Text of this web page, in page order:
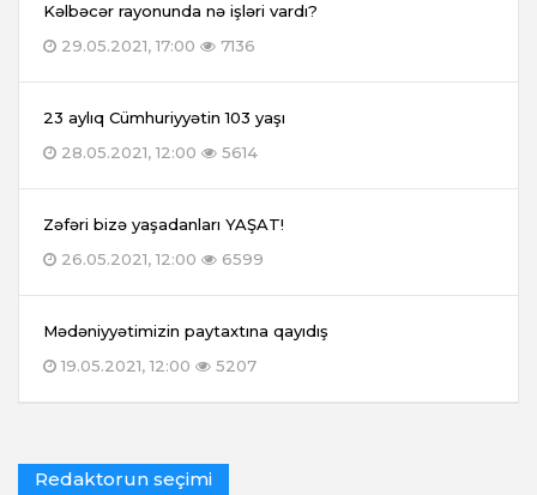
Kəlbəcər rayonunda nə işləri vardı?
29.05.2021, 17:00
7136
23 aylıq Cümhuriyyətin 103 yaşı
28.05.2021, 12:00
5614
Zəfəri bizə yaşadanları YAŞAT!
26.05.2021, 12:00
6599
Mədəniyyətimizin paytaxtına qayıdış
19.05.2021, 12:00
5207
Redaktorun seçimi